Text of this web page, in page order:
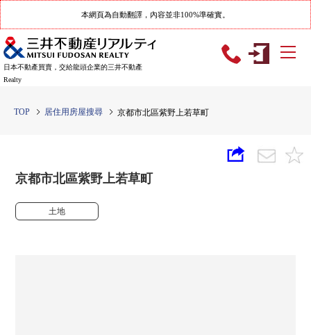
本網頁為自動翻譯，內容並非100%準確實。
日本不動產買賣，交給龍頭企業的三井不動產
Realty
TOP 居住用房屋搜尋 京都市北區紫野上若草町
京都市北區紫野上若草町
土地